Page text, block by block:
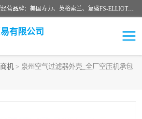
绍兴金戈贸易有限公司主要经营品牌：美国寿力、英格索兰、复盛FS-ELLIOTT，库伯COOPER、阿特拉斯等品牌空压机及配件销售；承接全厂空气压缩机管理、维护保养；节能改造；气体干燥机销售、维护、维修、保养。销售各种品牌空压机空气滤芯、油滤芯、油气分离器；精密过滤器滤芯；除油雾滤芯；抽真空滤芯，消音器，疏水器。劳务承接：全厂空压机维修保养工程，安装工程；移机或汰换工程；节能改造工程等。
有限公司
机 > 泉州空气过滤器外壳_全厂空压机承包